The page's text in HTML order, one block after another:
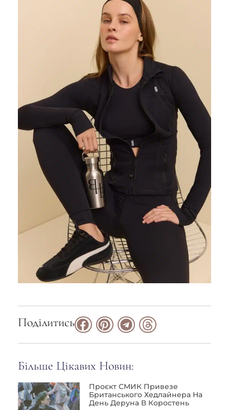
Поділитись
Більше Цікавих Новин:
Проєкт СМИК Привезе
Британського Хедлайнера На
День Деруна В Коростень